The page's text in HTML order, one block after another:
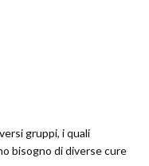
gruppi, i quali
bisogno di diverse cure